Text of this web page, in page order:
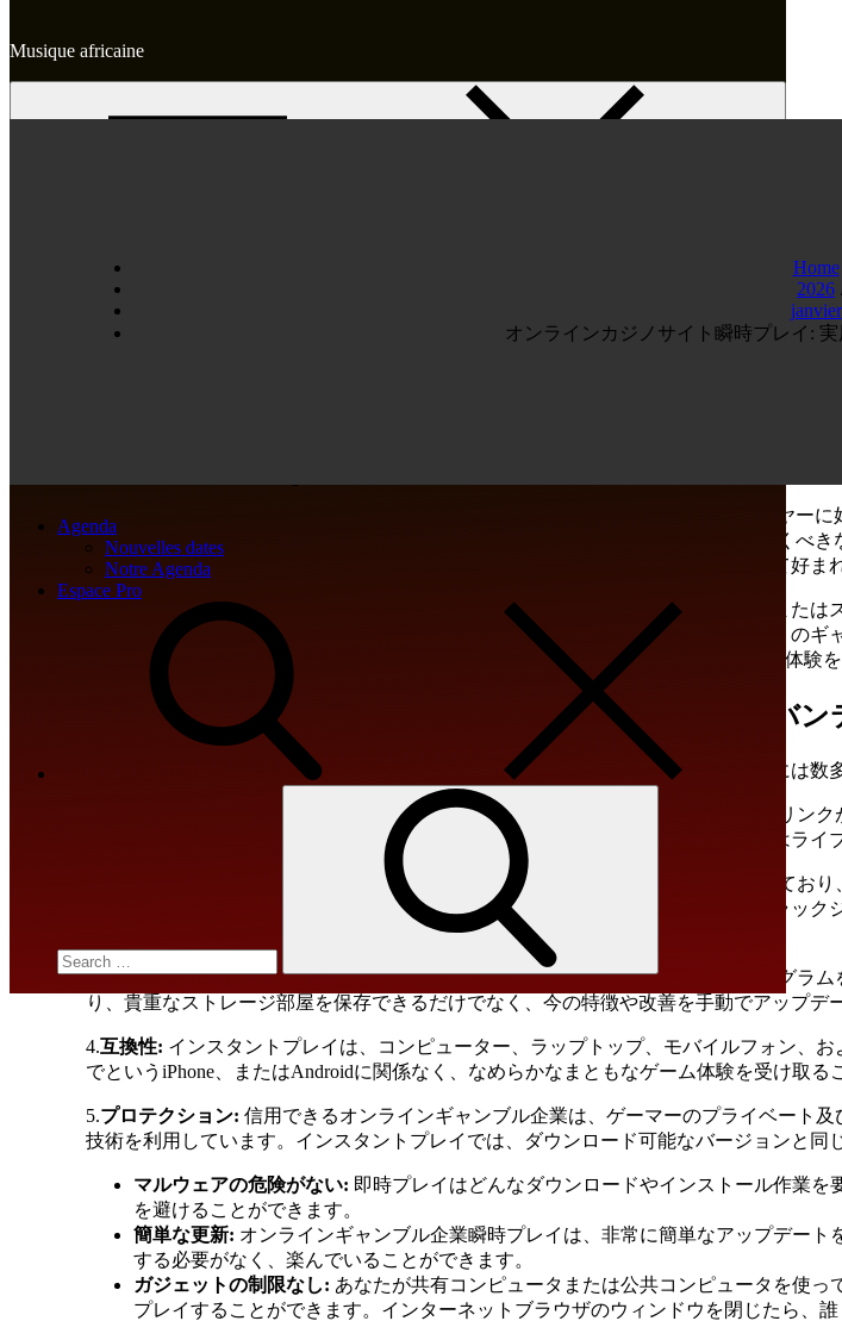
Musique africaine
Agenda
Nouvelles dates
Notre Agenda
Espace Pro
Home
2026
janvier
オンラインカジノサイト瞬時プレイ:
今日のデジタル時代において、オンライン カジノの魅力は上昇しており、プレイヤー
するしています。インターネット上のギャンブル企業で遊ぶのに最も 実用的で驚くべ
ンブル企業の瞬時プレイのアドバンテージと、それが多くのベットファンにとって好ま
即時プレイは、別名ノーダウンロードプレイとも知られており、コンピューターまた
要件を除去します。代わりに、プレイヤーはウェブブラウザを通じて、お気に入りの
たはLinuxのどのOSを使ってもしているかかわず、滑らかで便利ななギャンブルの体験
オンラインカジノサイトインスタントプレイのアドバン
他の代替案に比べて、インターネット上のカジノインスタントプレイを選ぶことには数
即時プレイは、お気に入りのカジノサイトのゲームに、インターネットリン
カフェにいるとき、または外出中でも、好きなスロット、テーブルゲーム、またはラ
瞬時プレイカジノサイトは、多くのゲームを持ち込むしてお
らの製品です。あなたが古くからのスロット、ビデオスロット、ルーレット、ブラッ
に適切なビデオゲームをいろいろ見つけることができます。
3.ダウンロードが必要ない:インスタントプレイは、デバイスにソフトウェアプログラ
り、貴重なストレージ部屋を保存できるだけでなく、今の特徴や改善を手動でアップデ
4.互換性: インスタントプレイは、コンピューター、ラップトップ、モバイルフォン、
でというiPhone、またはAndroidに関係なく、なめらかなまともなゲーム体験を受け取る
5.プロテクション: 信用できるオンラインギャンブル企業は、ゲーマーのプライベート
技術を利用しています。インスタントプレイでは、ダウンロード可能なバージョンと同
マルウェアの危険がない: 即時プレイはどんなダウンロードやインストール作業
を避けることができます。
簡単な更新: オンラインギャンブル企業瞬時プレイは、非常に簡単なアップデー
する必要がなく、楽んでいることができます。
ガジェットの制限なし: あなたが共有コンピュータまたは公共コンピュータを使
プレイすることができます。インターネットブラウザのウィンドウを閉じたら、